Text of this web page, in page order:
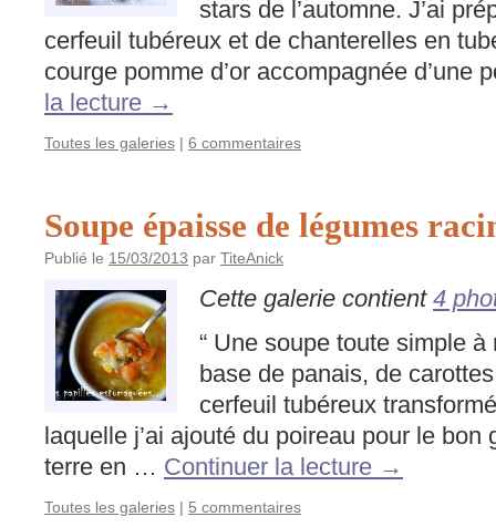
stars de l’automne. J’ai
cerfeuil tubéreux et de chanterelles en
courge pomme d’or accompagnée
la lecture →
Toutes les galeries | 6 commentaires
Soupe épaisse de légumes
Publié le 15/03/2013 par TiteAnick
Cette galerie contient 4
“ Une soupe toute simple
base de panais, de
cerfeuil tubéreux
laquelle j’ai ajouté du poireau pour le bon
terre en … Continuer la lecture →
Toutes les galeries | 5 commentaires